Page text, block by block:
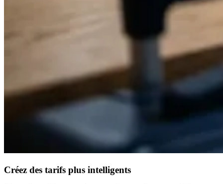
Créez des tarifs plus intelligents